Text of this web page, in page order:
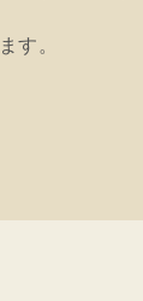
す。